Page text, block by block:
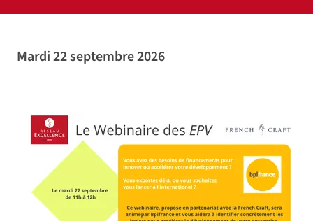
Mardi 22 septembre 2026